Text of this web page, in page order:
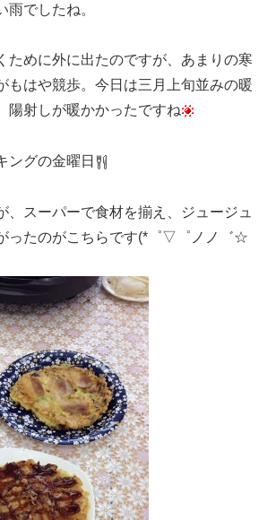
雨でしたね。
ために外に出たのですが、あまりの寒
もはや競歩。今日は三月上旬並みの暖
陽射しが暖かかったですね
ングの金曜日
、スーパーで食材を揃え、ジュージュ
ったのがこちらです(*゜▽゜ノノ゛☆